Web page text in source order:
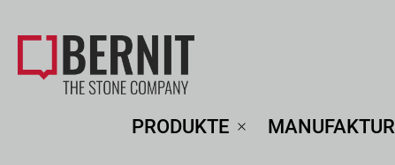
PRODUKTE MANUFAKTUR